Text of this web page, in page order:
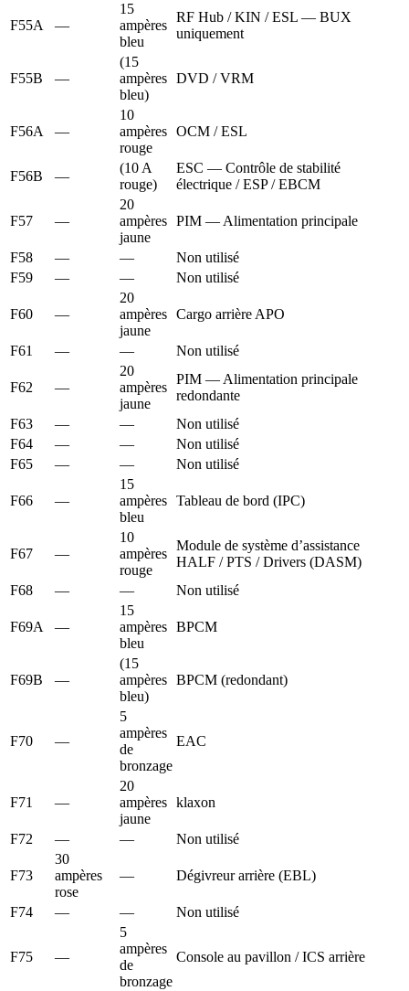
F55A —
15
ampères
bleu
RF Hub / KIN / ESL — BUX
uniquement
F55B —
(15
ampères
bleu)
DVD / VRM
F56A —
10
ampères
rouge
OCM / ESL
F56B —
(10 A
rouge)
ESC — Contrôle de stabilité
électrique / ESP / EBCM
F57 —
20
ampères
jaune
PIM — Alimentation principale
F58 — —
Non utilisé
F59
— — Non utilisé
F60 —
20
ampères
jaune
Cargo arrière APO
F61 — — Non utilisé
F62 —
20
ampères
jaune
PIM — Alimentation principale
redondante
F63
— —
Non utilisé
F64
— —
Non utilisé
F65
— — Non utilisé
F66 —
15
ampères
bleu
Tableau de bord (IPC)
F67 —
10
ampères
rouge
Module de système d’assistance
HALF / PTS / Drivers (DASM)
F68
— — Non utilisé
F69A —
15
ampères
bleu
BPCM
F69B —
(15
ampères
bleu)
BPCM (redondant)
F70 —
5
ampères
de
bronzage
EAC
F71 —
20
ampères
jaune
klaxon
F72 — — Non utilisé
F73
30
ampères
rose
— Dégivreur arrière (EBL)
F74 — — Non utilisé
F75 —
5
ampères
de
bronzage
Console au pavillon / ICS arrière